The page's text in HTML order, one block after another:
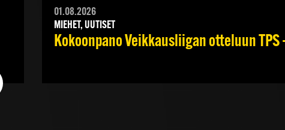
01.08.2026
MIEHET, UUTISET
Kokoonpano Veikkausliigan otteluun TPS